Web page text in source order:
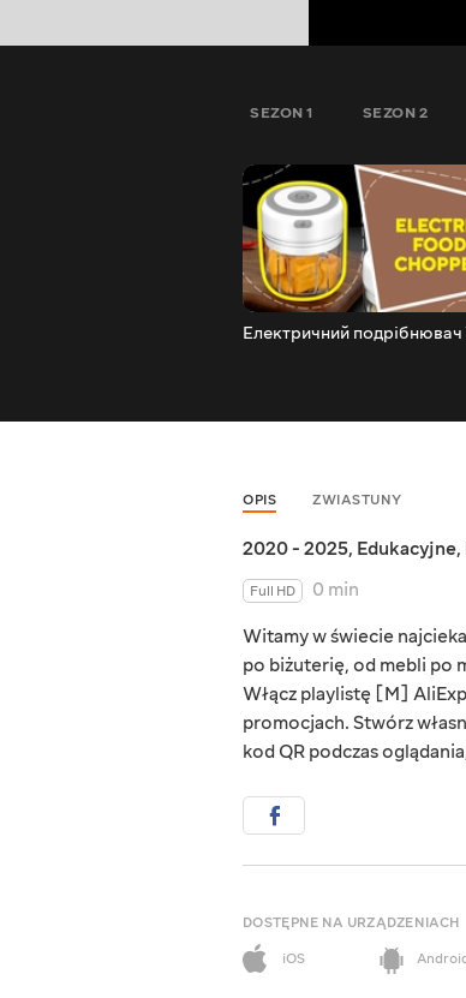
SEZON 1 SEZON 2
Електричний подрібнювач
OPIS ZWIASTUNY
2020 - 2025, Edukacyjne,
Full HD
0 min
Witamy w świecie
po biżuterię, od mebli po
Włącz playlistę [M]
promocjach. Stwórz
kod QR podczas
DOSTĘPNE NA URZĄDZENIACH
iOS